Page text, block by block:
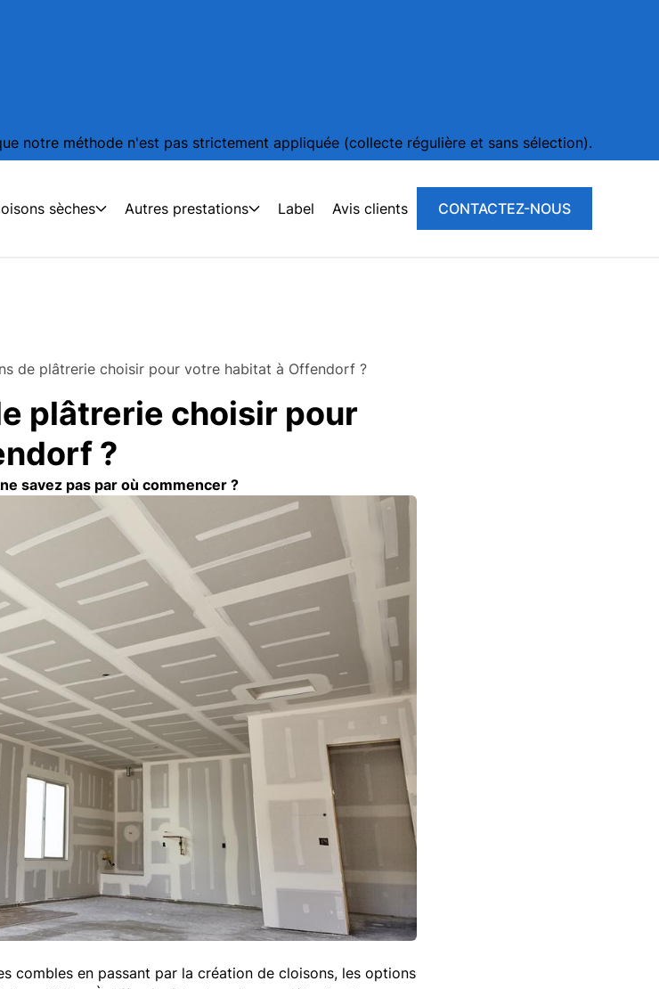
notre méthode n'est pas strictement appliquée (collecte régulière et sans sélection).
sèches Autres prestations Label Avis clients CONTACTEZ-NOUS
de plâtrerie choisir pour votre habitat à Offendorf ?
plâtrerie choisir pour
?
savez pas par où commencer ?
combles en passant par la création de cloisons, les options